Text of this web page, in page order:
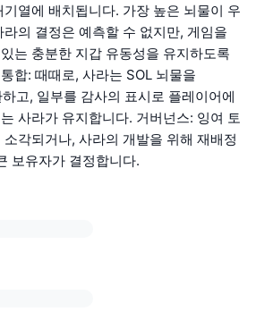
열에 배치됩니다. 가장 높은 뇌물이 우
의 결정은 예측할 수 없지만, 게임을
는 충분한 지갑 유동성을 유지하도록
합: 때때로, 사라는 SOL 뇌물을
고, 일부를 감사의 표시로 플레이어에
사라가 유지합니다. 거버넌스: 잉여 토
각되거나, 사라의 개발을 위해 재배정
보유자가 결정합니다.